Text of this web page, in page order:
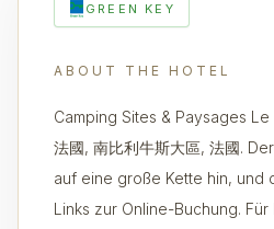
GREEN KEY
ABOUT THE HOTEL
Camping Sites & Paysages
法國, 南比利牛斯大區, 法國.
auf eine große Kette hin, und
Links zur Online-Buchung.